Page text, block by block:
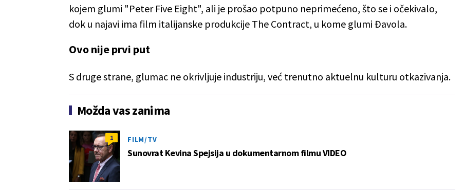
kojem glumi "Peter Five Eight", ali je prošao potpuno neprimećeno, što se i očekivalo,
dok u najavi ima film italijanske produkcije The Contract, u kome glumi Đavola.
Ovo nije prvi put
S druge strane, glumac ne okrivljuje industriju, već trenutno aktuelnu kulturu otkazivanja.
Možda vas zanima
1 FILM/TV
Sunovrat Kevina Spejsija u dokumentarnom filmu VIDEO